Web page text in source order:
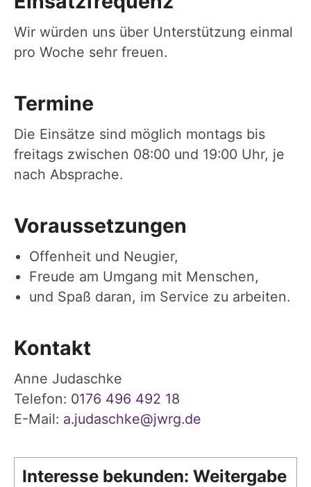
Wir würden uns über Unterstützung einmal
pro Woche sehr freuen.
Termine
Die Einsätze sind möglich montags bis
freitags zwischen 08:00 und 19:00 Uhr, je
nach Absprache.
Voraussetzungen
Offenheit und Neugier,
Freude am Umgang mit Menschen,
und Spaß daran, im Service zu arbeiten.
Kontakt
Anne Judaschke
Telefon: 0176 496 492 18
E-Mail: a.judaschke@jwrg.de
Interesse bekunden: Weitergabe